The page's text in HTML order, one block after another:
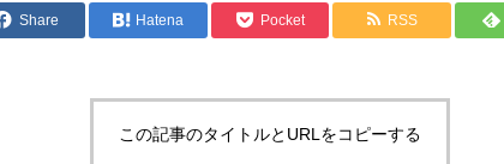
Share Hatena Pocket RSS
この記事のタイトルとURLをコピーする